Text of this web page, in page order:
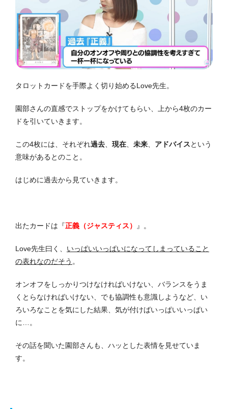
タロットカードを手際よく切り始めるLove先生。
園部さんの直感でストップをかけてもらい、上から4枚のカー
ドを引いていきます。
この4枚には、それぞれ過去 現在 未来 アドバイスという
意味があるとのこと。
はじめに過去から見ていきます。
出たカードは『正義（ジャスティス） 』。
Love先生曰く、 いっぱいいっぱいになってしまっていること
の表れなのだそう 。
オンオフをしっかりつけなければいけない、バランスをうま
くとらなければいけない、でも協調性も意識しようなど、い
ろいろなことを気にした結果、気が付けばいっぱいいっぱい
に…。
その話を聞いた園部さんも、ハッとした表情を見せていま
す。